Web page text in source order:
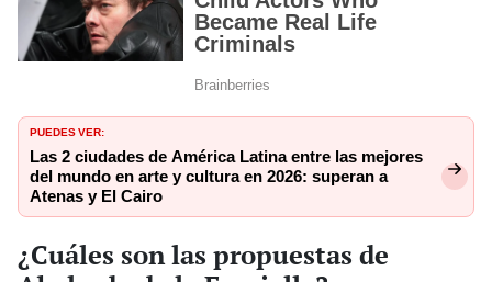
PUEDES VER:
Las 2 ciudades de América Latina entre las mejores
del mundo en arte y cultura en 2026: superan a
Atenas y El Cairo
¿Cuáles son las propuestas de